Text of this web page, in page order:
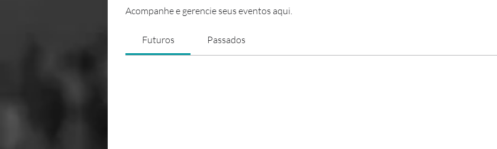
Acompanhe e gerencie seus eventos aqui.
Futuros Passados